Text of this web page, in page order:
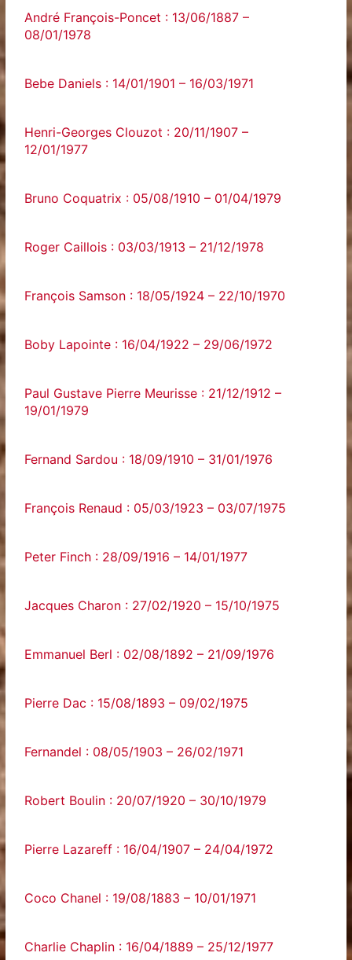
André François-Poncet : 13/06/1887 –
08/01/1978
Bebe Daniels : 14/01/1901 – 16/03/1971
Henri-Georges Clouzot : 20/11/1907 –
12/01/1977
Bruno Coquatrix : 05/08/1910 – 01/04/1979
Roger Caillois : 03/03/1913 – 21/12/1978
François Samson : 18/05/1924 – 22/10/1970
Boby Lapointe : 16/04/1922 – 29/06/1972
Paul Gustave Pierre Meurisse : 21/12/1912 –
19/01/1979
Fernand Sardou : 18/09/1910 – 31/01/1976
François Renaud : 05/03/1923 – 03/07/1975
Peter Finch : 28/09/1916 – 14/01/1977
Jacques Charon : 27/02/1920 – 15/10/1975
Emmanuel Berl : 02/08/1892 – 21/09/1976
Pierre Dac : 15/08/1893 – 09/02/1975
Fernandel : 08/05/1903 – 26/02/1971
Robert Boulin : 20/07/1920 – 30/10/1979
Pierre Lazareff : 16/04/1907 – 24/04/1972
Coco Chanel : 19/08/1883 – 10/01/1971
Charlie Chaplin : 16/04/1889 – 25/12/1977